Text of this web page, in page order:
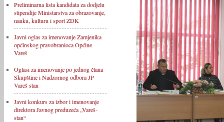
Preliminarna lista kandidata za dodjelu
stipendije Ministarstva za obrazovanje,
nauku, kulturu i sport ZDK
Javni oglas za imenovanje Zamjenika
općinskog pravobranioca Općine
Vareš
Oglasi za imenovanje po jednog člana
Skupštine i Nadzornog odbora JP
Vareš stan
Javni konkurs za izbor i imenovanje
direktora Javnog preduzeća „Vareš-
stan“